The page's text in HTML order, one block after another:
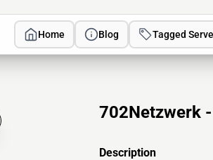
Home Blog Tagged
702Netzwerk
Description